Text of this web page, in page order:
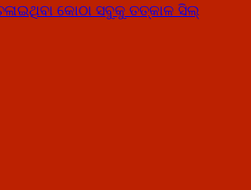
କୋଠା ସବୁକୁ ତତ୍କାଳ ସିଲ୍‌